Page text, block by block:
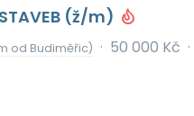
(ž/m)
od Budiměřic) · 50 000 Kč ·